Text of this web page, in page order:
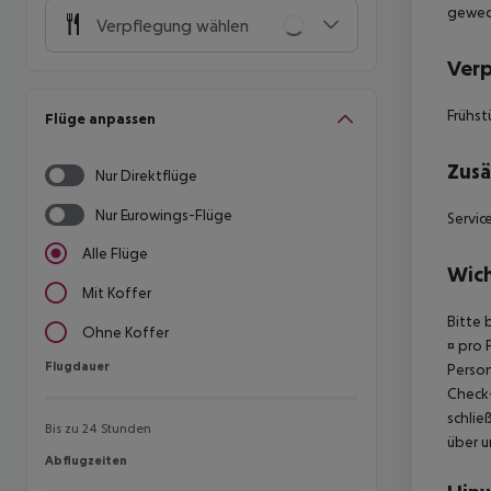
Verpflegung wählen
Flüge anpassen
Nur Direktflüge
Nur Eurowings-Flüge
Alle Flüge
Mit Koffer
Ohne Koffer
Flugdauer
Flugdauer
Bis zu 24 Stunden
Abflugzeiten
Abflugzeiten
Bitte
¤ pro
über